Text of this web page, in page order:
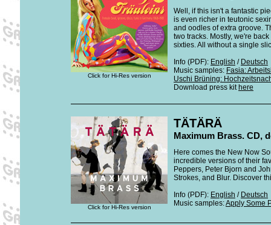
Click for Hi-Res version
Well, if this isn't a fantastic
is even richer in teutonic
and oodles of extra groove.
two tracks. Mostly, we're
sixties. All without a single
Info (PDF): English / Deutsch
Music samples: Fasia:
Uschi Brüning:
Download press kit here
Click for Hi-Res version
TÄTÄRÄ
Maximum Brass. CD,
Here comes the New Now
incredible versions of their
Peppers, Peter Bjorn and
Strokes, and Blur. Discover
Info (PDF): English / Deutsch
Music samples:Apply Some